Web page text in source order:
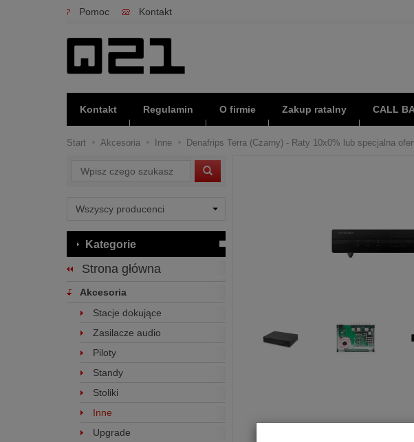
Pomoc Kontakt
Kontakt Regulamin O firmie Zakup ratalny CALL
Start Akcesoria Inne Denafrips Terra (Czarny) - Raty 10x0% lub specjalna
Wyszukaj
Kategorie
Strona główna
Akcesoria
Stacje dokujące
Zasilacze audio
Piloty
Standy
Stoliki
Inne
Upgrade